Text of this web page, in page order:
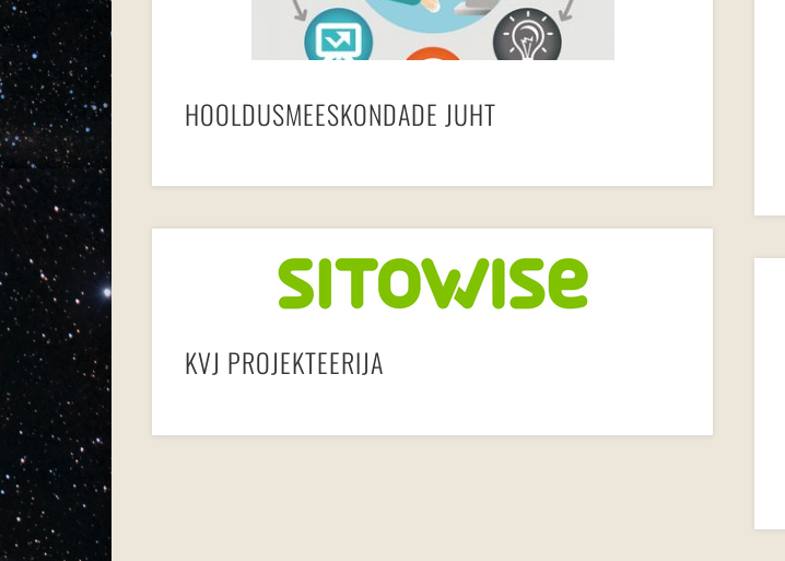
HOOLDUSMEESKONDADE JUHT
KVJ PROJEKTEERIJA